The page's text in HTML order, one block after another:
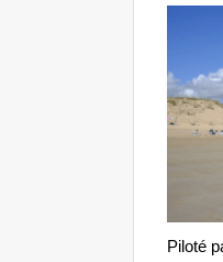
Piloté